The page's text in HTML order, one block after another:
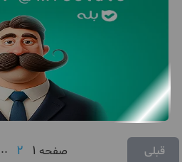
قبلی صفحه 1
2